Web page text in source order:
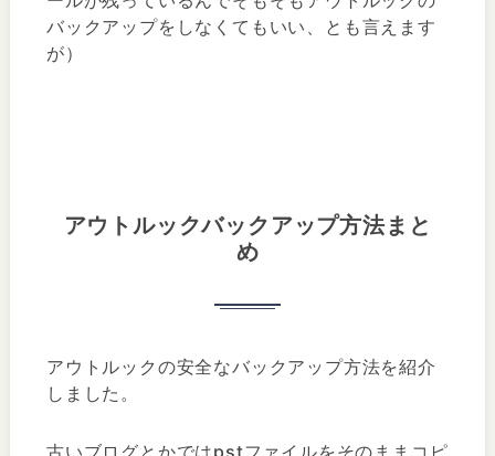
バックアップをしなくてもいい、とも言えます
が）
アウトルックバックアップ方法まと
め
アウトルックの安全なバックアップ方法を紹介
しました。